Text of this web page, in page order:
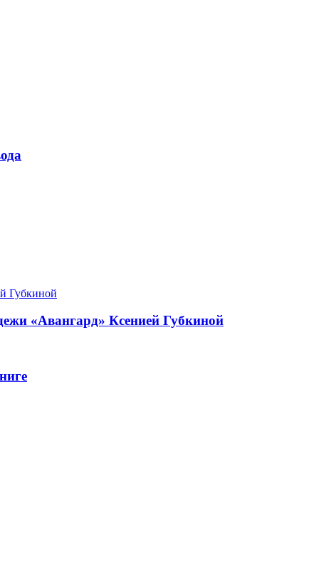
«Авангард» Ксенией Губкиной